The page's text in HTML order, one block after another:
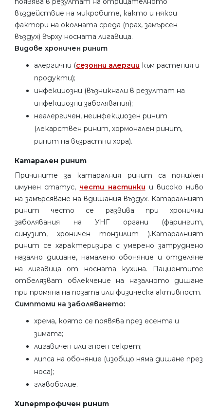
въздействие на микробите, както и някои
фактори на околната среда (прах, замърсен
въздух) върху носната лигавица.
Видове хроничен ринит
алергични (сезонни алергии към растения и
продукти);
инфекциозни (възникнали в резултат на
инфекциозни заболявания);
неалергичен, неинфекциозен ринит
(лекарствен ринит, хормонален ринит,
ринит на възрастни хора).
Катарален ринит
Причините за катаралния ринит са понижен
имунен статус, чести настинки и високо ниво
на замърсяване на вдишания въздух. Катаралният
ринит често се развива при хронични
заболявания на УНГ органи (фарингит,
синузит, хроничен тонзилит ).Катаралният
ринит се характеризира с умерено затруднено
назално дишане, намалено обоняние и отделяне
на лигавица от носната кухина. Пациентите
отбелязват облекчение на назалното дишане
при промяна на позата или физическа активност.
Симптоми на заболяването:
хрема, която се появява през есента и
зимата;
лигавичен или гноен секрет;
липса на обоняние (изобщо няма дишане през
носа);
главоболие.
Хипертрофичен ринит